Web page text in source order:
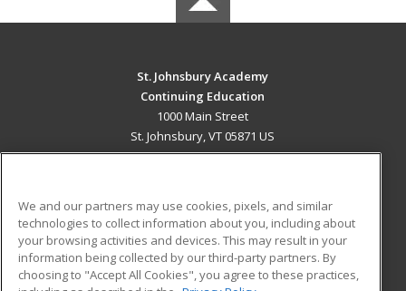
St. Johnsbury Academy
Continuing Education
1000 Main Street
St. Johnsbury, VT 05871 US
ADDITIONAL RESOURCES
Military
Financial Assistance
Student Blog
We and our partners may use cookies, pixels, and similar
technologies to collect information about you, including about
your browsing activities and devices. This may result in your
information being collected by our third-party partners. By
choosing to "Accept All Cookies", you agree to these practices,